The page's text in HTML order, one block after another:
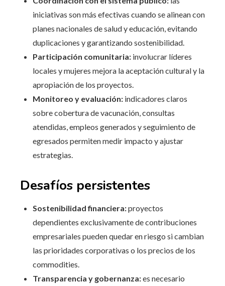
iniciativas son más efectivas cuando se alinean con
planes nacionales de salud y educación, evitando
duplicaciones y garantizando sostenibilidad.
Participación comunitaria: involucrar líderes
locales y mujeres mejora la aceptación cultural y la
apropiación de los proyectos.
Monitoreo y evaluación: indicadores claros
sobre cobertura de vacunación, consultas
atendidas, empleos generados y seguimiento de
egresados permiten medir impacto y ajustar
estrategias.
Desafíos persistentes
Sostenibilidad financiera:proyectos
dependientes exclusivamente de contribuciones
empresariales pueden quedar en riesgo si cambian
las prioridades corporativas o los precios de los
commodities.
Transparencia y gobernanza:es necesario